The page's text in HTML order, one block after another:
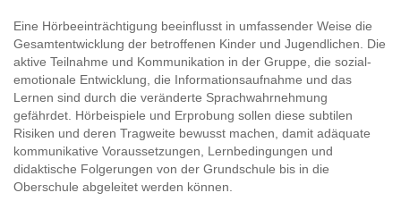
Eine Hörbeeinträchtigung beeinflusst in umfassender Weise die
Gesamtentwicklung der betroffenen Kinder und Jugendlichen. Die
aktive Teilnahme und Kommunikation in der Gruppe, die sozial-
emotionale Entwicklung, die Informationsaufnahme und das
Lernen sind durch die veränderte Sprachwahrnehmung
gefährdet. Hörbeispiele und Erprobung sollen diese subtilen
Risiken und deren Tragweite bewusst machen, damit adäquate
kommunikative Voraussetzungen, Lernbedingungen und
didaktische Folgerungen von der Grundschule bis in die
Oberschule abgeleitet werden können.